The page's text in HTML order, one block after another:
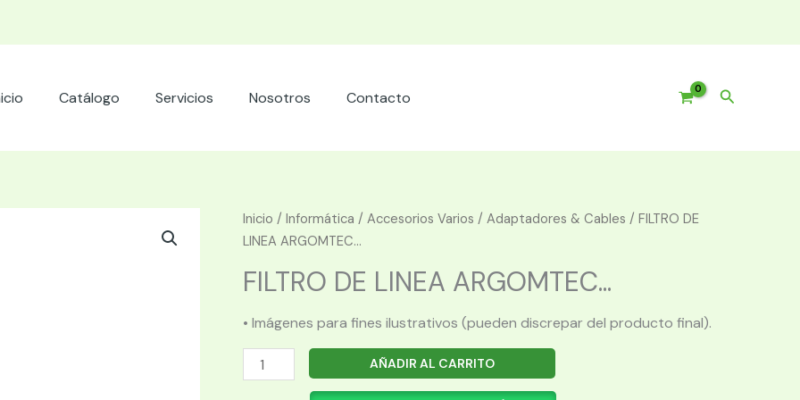
Catálogo Servicios Nosotros Contacto Buscar
Inicio / Informática / Accesorios Varios / Adaptadores & Cables / FILTRO DE
LINEA ARGOMTEC...
FILTRO DE LINEA ARGOMTEC...
• Imágenes para fines ilustrativos (pueden discrepar del producto final).
FILTRO
DE
AÑADIR AL CARRITO